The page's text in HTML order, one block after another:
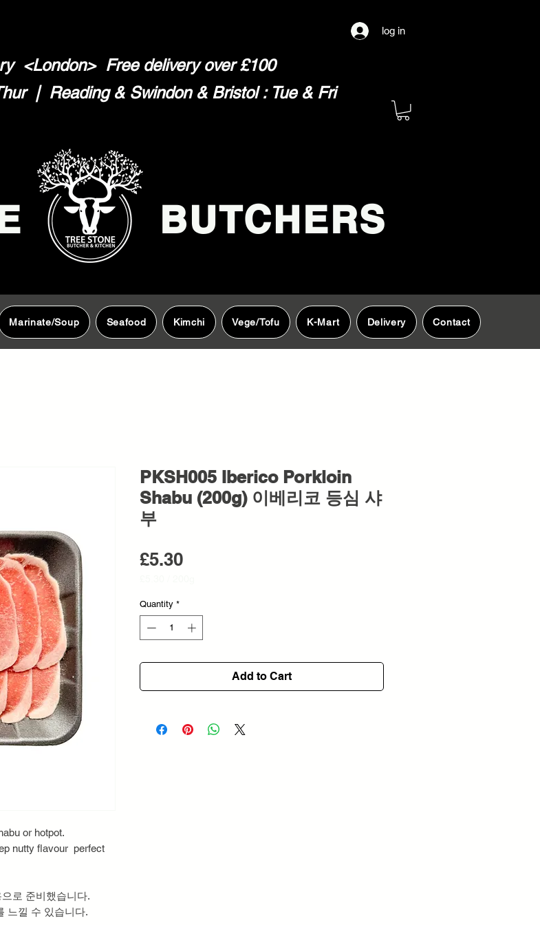
log in
<London> Free delivery over £100
| Reading & Swindon & Bristol : Tue & Fri
BUTCHERS
Marinate/Soup Seafood Kimchi Vege/Tofu K-Mart Delivery Contact
or hotpot.
nutty flavour perfect
로 준비했습니다.
느낄 수 있습니다.
PKSH005 Iberico Porkloin
Shabu (200g) 이베리코 등심 샤
부
£5.30Price
per
200
Grams
Quantity *
Add to Cart